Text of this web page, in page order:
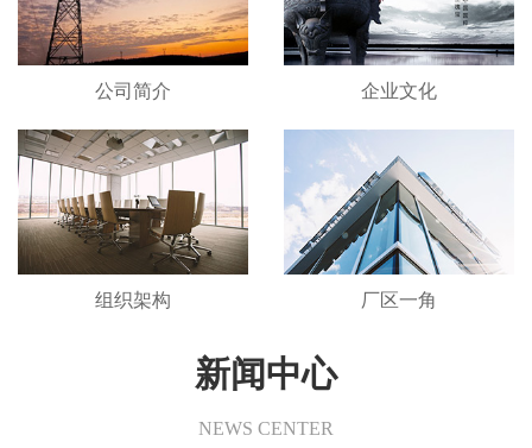
公司简介 企业文化
组织架构 厂区一角
新闻中心
NEWS CENTER